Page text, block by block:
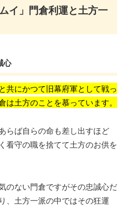
イ」門倉利運と土方一
心
共にかつて旧幕府軍として戦っ
は土方のことを慕っています。
らば自らの命も差し出すほど
看守の職を捨てて土方のお供を
のない門倉ですがその忠誠心だ
、土方一派の中ではその狂運